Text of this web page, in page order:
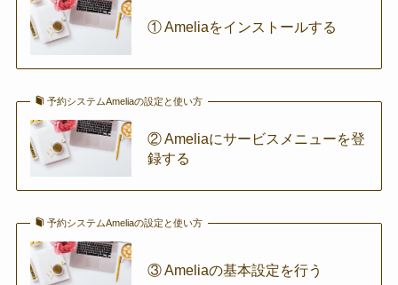
① Ameliaをインストールする
予約システムAmeliaの設定と使い方
② Ameliaにサービスメニューを登
録する
予約システムAmeliaの設定と使い方
③ Ameliaの基本設定を行う